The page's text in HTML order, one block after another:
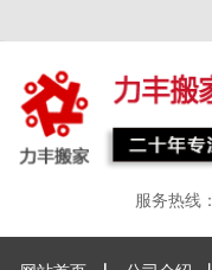
服务热线：